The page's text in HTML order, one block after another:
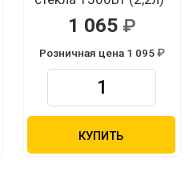
1 065
Розничная цена 1 095
КУПИТЬ